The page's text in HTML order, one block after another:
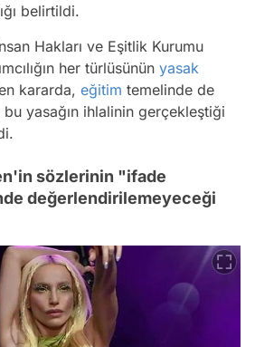
belirtildi.
Hakları ve Eşitlik Kurumu
her türlüsünün yasak
kararda, eğitim temelinde de
bu yasağın ihlalinin gerçekleştiği
sözlerinin "ifade
değerlendirilemeyeceği